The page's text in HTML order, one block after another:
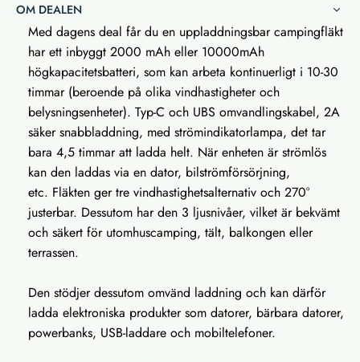
OM DEALEN
Med dagens deal får du en uppladdningsbar campingfläkt
har ett inbyggt 2000 mAh eller 10000mAh
högkapacitetsbatteri, som kan arbeta kontinuerligt i 10-30
timmar (beroende på olika vindhastigheter och
belysningsenheter). Typ-C och UBS omvandlingskabel, 2A
säker snabbladdning, med strömindikatorlampa, det tar
bara 4,5 timmar att ladda helt. När enheten är strömlös
kan den laddas via en dator, bilströmförsörjning,
etc. Fläkten ger tre vindhastighetsalternativ och 270°
justerbar. Dessutom har den 3 ljusnivåer, vilket är bekvämt
och säkert för utomhuscamping, tält, balkongen eller
terrassen.
Den stödjer dessutom omvänd laddning och kan därför
ladda elektroniska produkter som datorer, bärbara datorer,
powerbanks, USB-laddare och mobiltelefoner.